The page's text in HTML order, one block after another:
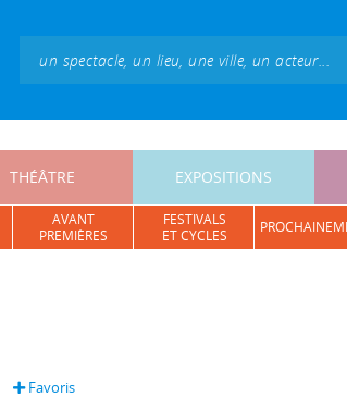
THÉÂTRE EXPOSITIONS
AVANT
PREMIÈRES
FESTIVALS
ET CYCLES
Favoris